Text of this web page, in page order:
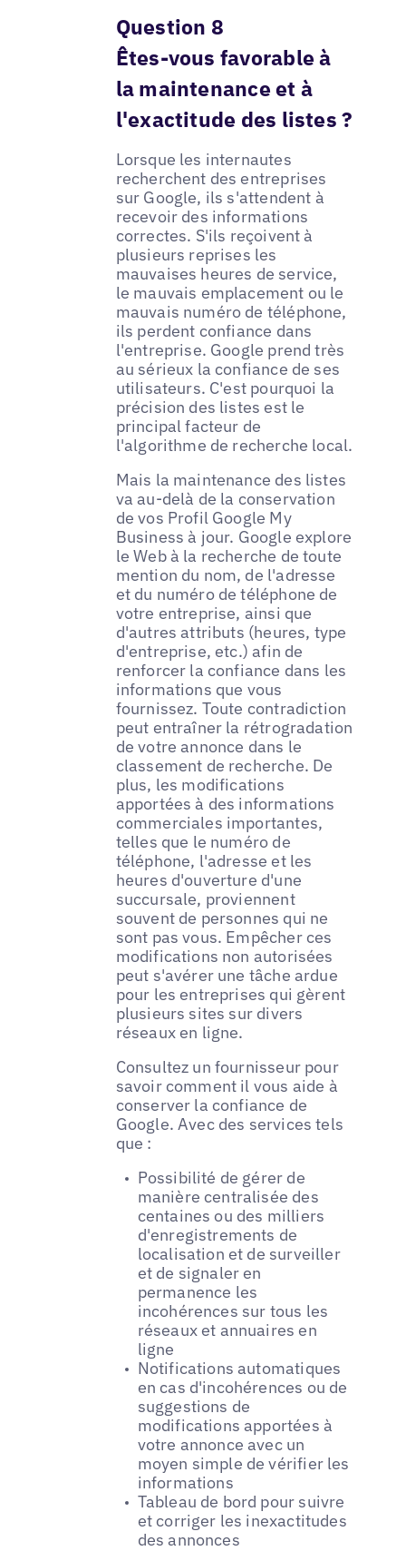
Question 8
Êtes-vous favorable à
la maintenance et à
l'exactitude des listes ?
Lorsque les internautes
recherchent des entreprises
sur Google, ils s'attendent à
recevoir des informations
correctes. S'ils reçoivent à
plusieurs reprises les
mauvaises heures de service,
le mauvais emplacement ou le
mauvais numéro de téléphone,
ils perdent confiance dans
l'entreprise. Google prend très
au sérieux la confiance de ses
utilisateurs. C'est pourquoi la
précision des listes est le
principal facteur de
l'algorithme de recherche local.
Mais la maintenance des listes
va au-delà de la conservation
de vos Profil Google My
Business à jour. Google explore
le Web à la recherche de toute
mention du nom, de l'adresse
et du numéro de téléphone de
votre entreprise, ainsi que
d'autres attributs (heures, type
d'entreprise, etc.) afin de
renforcer la confiance dans les
informations que vous
fournissez. Toute contradiction
peut entraîner la rétrogradation
de votre annonce dans le
classement de recherche. De
plus, les modifications
apportées à des informations
commerciales importantes,
telles que le numéro de
téléphone, l'adresse et les
heures d'ouverture d'une
succursale, proviennent
souvent de personnes qui ne
sont pas vous. Empêcher ces
modifications non autorisées
peut s'avérer une tâche ardue
pour les entreprises qui gèrent
plusieurs sites sur divers
réseaux en ligne.
Consultez un fournisseur pour
savoir comment il vous aide à
conserver la confiance de
Google. Avec des services tels
que :
Possibilité de gérer de
manière centralisée des
centaines ou des milliers
d'enregistrements de
localisation et de surveiller
et de signaler en
permanence les
incohérences sur tous les
réseaux et annuaires en
ligne
Notifications automatiques
en cas d'incohérences ou de
suggestions de
modifications apportées à
votre annonce avec un
moyen simple de vérifier les
informations
Tableau de bord pour suivre
et corriger les inexactitudes
des annonces